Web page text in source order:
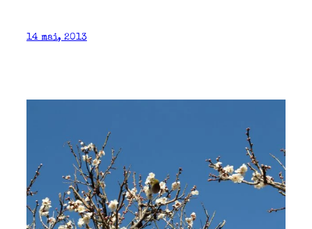
14 mai, 2013